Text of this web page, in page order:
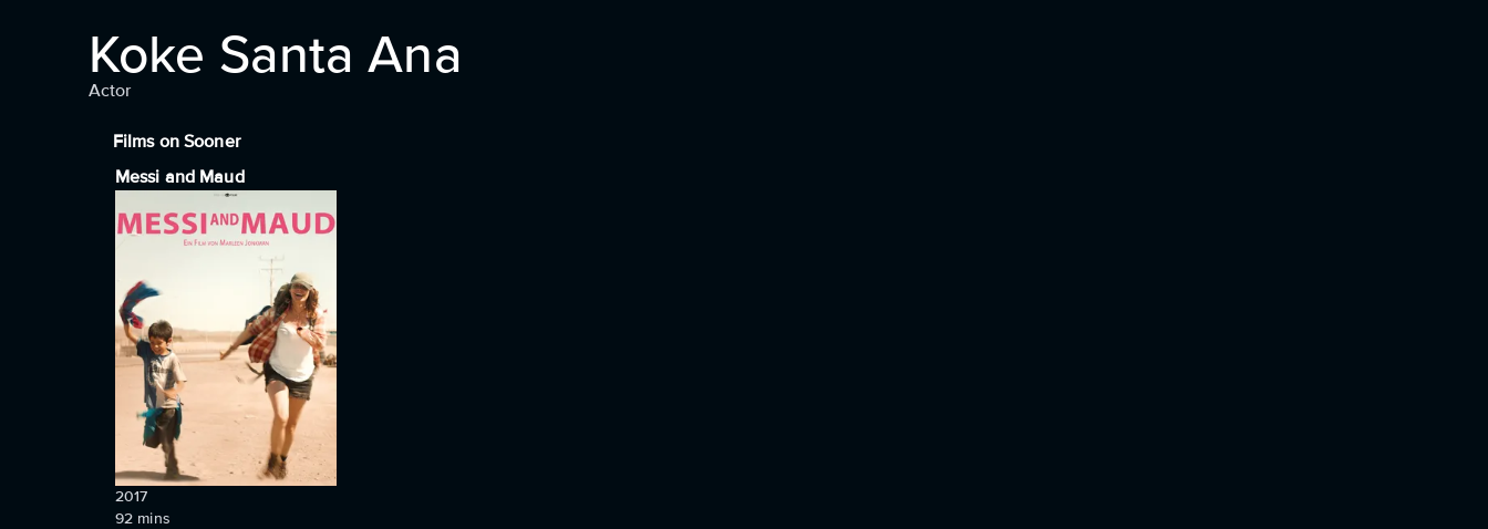
Koke Santa Ana
Actor
Films on Sooner
Messi and Maud
2017
92 mins